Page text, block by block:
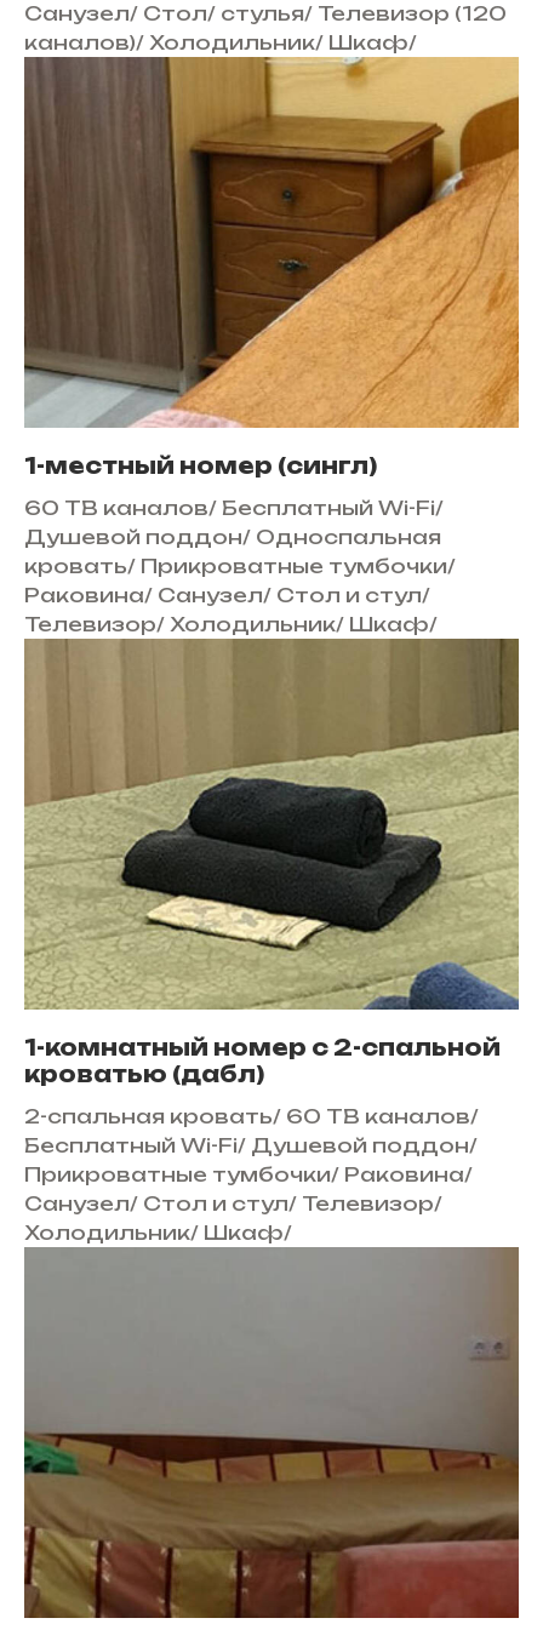
Санузел/ Стол/ стулья/ Телевизор (120
каналов)/ Холодильник/ Шкаф/
1-местный номер (сингл)
60 ТВ каналов/ Бесплатный Wi-Fi/
Душевой поддон/ Односпальная
кровать/ Прикроватные тумбочки/
Раковина/ Санузел/ Стол и стул/
Телевизор/ Холодильник/ Шкаф/
1-комнатный номер с 2-спальной
кроватью (дабл)
2-спальная кровать/ 60 ТВ каналов/
Бесплатный Wi-Fi/ Душевой поддон/
Прикроватные тумбочки/ Раковина/
Санузел/ Стол и стул/ Телевизор/
Холодильник/ Шкаф/